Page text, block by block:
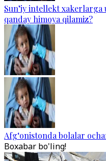
Sun’iy intellekt xakerlarga
qanday himoya qilamiz?
Afg‘onistonda bolalar
Boxabar bo'ling!